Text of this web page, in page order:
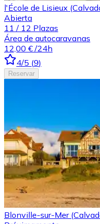
l'École de Lisieux
Abierta
11 / 12 Plazas
Área de autocaravanas
12,00 € /24h
4/5 (9)
Reservar
Blonville-sur-Mer